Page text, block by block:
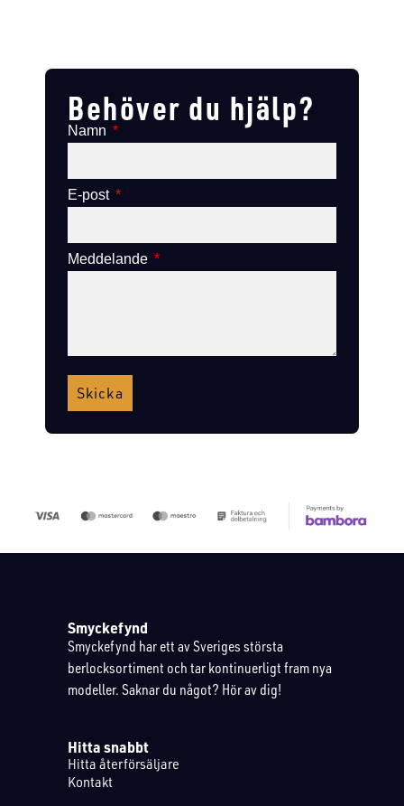
Behöver du hjälp?
Namn
E-post
Meddelande
Skicka
Smyckefynd
Smyckefynd har ett av Sveriges största
berlocksortiment och tar kontinuerligt fram nya
modeller. Saknar du något? Hör av dig!
Hitta snabbt
Hitta återförsäljare
Kontakt